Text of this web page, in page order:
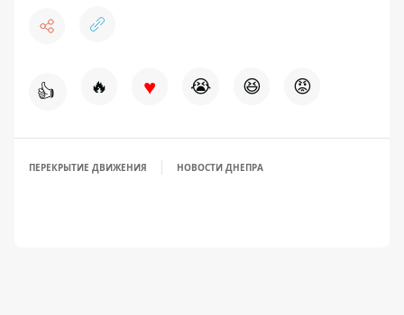
👍 🔥 ♥ 😭 😆 😡
ПЕРЕКРЫТИЕ ДВИЖЕНИЯ НОВОСТИ ДНЕПРА